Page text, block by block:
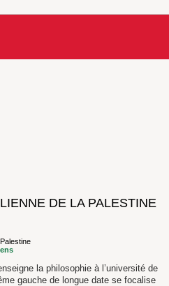
DE LA PALESTINE
la philosophie à l’université de
gauche de longue date se focalise